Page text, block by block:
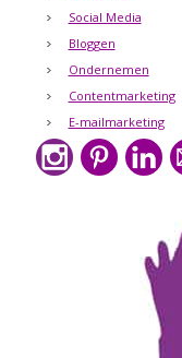
Social Media
Bloggen
Ondernemen
Contentmarketing
E-mailmarketing